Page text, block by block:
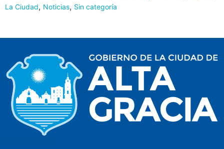
La Ciudad, Noticias, Sin categoría